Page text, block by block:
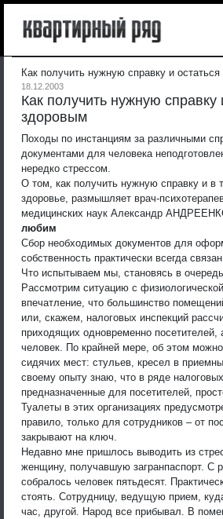
Как получить нужную справку и
18.12.2003
Как получить нужную справку
здоровым
Походы по инстанциям за различными
документами для человека
нередко стрессом.
О том, как получить нужную справку и в
здоровье, размышляет врач-
медицинских наук Александр
любим
Сбор необходимых документов для
собственность практически всегда
Что испытываем мы, становясь в
Рассмотрим ситуацию с
впечатление, что большинство
или, скажем, налоговых инспекций
приходящих одновременно посетителей,
человек. По крайней мере, об этом
сидячих мест: стульев, кресел в
своему опыту знаю, что в ряде
предназначенные для посетителей,
Туалеты в этих организациях
правило, только для сотрудников – от
закрывают на ключ.
Недавно мне пришлось выводить из
женщину, получавшую загранпаспорт. С
собралось человек пятьдесят.
стоять. Сотрудницу, ведущую прием,
час, другой. Народ все прибывал. В